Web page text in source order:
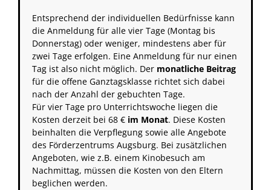
Entsprechend der individuellen Bedürfnisse kann
die Anmeldung für alle vier Tage (Montag bis
Donnerstag) oder weniger, mindestens aber für
zwei Tage erfolgen. Eine Anmeldung für nur einen
Tag ist also nicht möglich. Der monatliche Beitrag
für die offene Ganztagsklasse richtet sich dabei
nach der Anzahl der gebuchten Tage.
Für vier Tage pro Unterrichtswoche liegen die
Kosten derzeit bei 68 € im Monat. Diese Kosten
beinhalten die Verpflegung sowie alle Angebote
des Förderzentrums Augsburg. Bei zusätzlichen
Angeboten, wie z.B. einem Kinobesuch am
Nachmittag, müssen die Kosten von den Eltern
beglichen werden.